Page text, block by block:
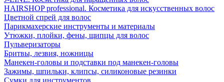
HAIRSHOP professional. Косметика для искусственных волос
Цветной спрей для волос
Парикмахерские инструменты и материалы
Утюжки, плойки, фены, щипцы для волос
Пульверизаторы
Бритвы, лезвия, ножницы
Манекен-головы и подставки под манекен-головы
Зажимы, шпильки, клипсы, силиконовые резинки
Сумки для инструментов